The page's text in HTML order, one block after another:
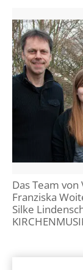
Das Team von
Franziska
Silke